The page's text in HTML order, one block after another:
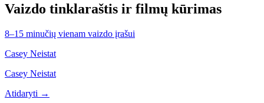
Vaizdo tinklaraštis ir filmų kūrimas
8–15 minučių vienam vaizdo įrašui
Casey Neistat
Casey Neistat
Atidaryti →